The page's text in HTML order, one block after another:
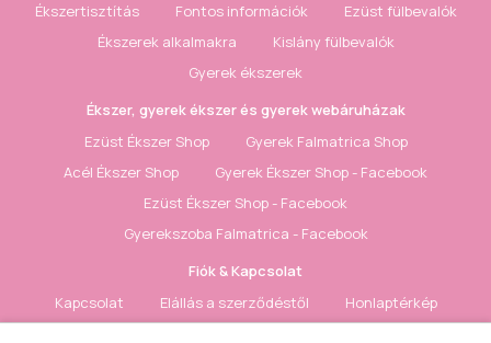
Ékszertisztítás
Fontos információk
Ezüst fülbevalók
Ékszerek alkalmakra
Kislány fülbevalók
Gyerek ékszerek
Ékszer, gyerek ékszer és gyerek webáruházak
Ezüst Ékszer Shop
Gyerek Falmatrica Shop
Acél Ékszer Shop
Gyerek Ékszer Shop - Facebook
Ezüst Ékszer Shop - Facebook
Gyerekszoba Falmatrica - Facebook
Fiók & Kapcsolat
Kapcsolat
Elállás a szerződéstől
Honlaptérkép